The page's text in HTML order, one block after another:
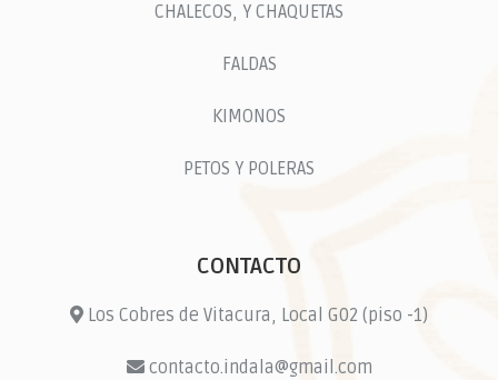
CHALECOS, Y CHAQUETAS
FALDAS
KIMONOS
PETOS Y POLERAS
CONTACTO
Los Cobres de Vitacura, Local G02 (piso -1)
contacto.indala@gmail.com